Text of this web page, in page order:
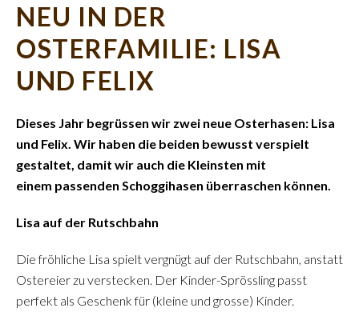
NEU IN DER
OSTERFAMILIE: LISA
UND FELIX
Dieses Jahr begrüssen wir zwei neue Osterhasen: Lisa
und Felix. Wir haben die beiden bewusst verspielt
gestaltet, damit wir auch die Kleinsten mit
einem passenden Schoggihasen überraschen können.
Lisa auf der Rutschbahn
Die fröhliche Lisa spielt vergnügt auf der Rutschbahn, anstatt
Ostereier zu verstecken. Der Kinder-Sprössling passt
perfekt als Geschenk für (kleine und grosse) Kinder.